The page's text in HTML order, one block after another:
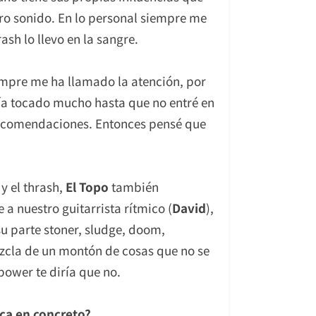
sonido. En lo personal siempre me
lo llevo en la sangre.
me ha llamado la atención, por
tocado mucho hasta que no entré en
Entonces pensé que
el thrash, El Topo también
a nuestro guitarrista rítmico (David),
parte stoner, sludge, doom,
de un montón de cosas que no se
te diría que no.